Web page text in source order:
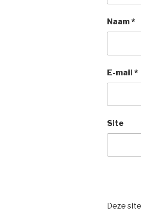
Naam*
E-mail *
Site
Deze